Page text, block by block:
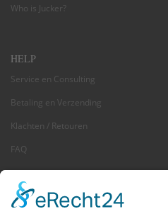
Who is Jucker?
HELP
Service en Consulting
Betaling en Verzending
Klachten / Retouren
FAQ